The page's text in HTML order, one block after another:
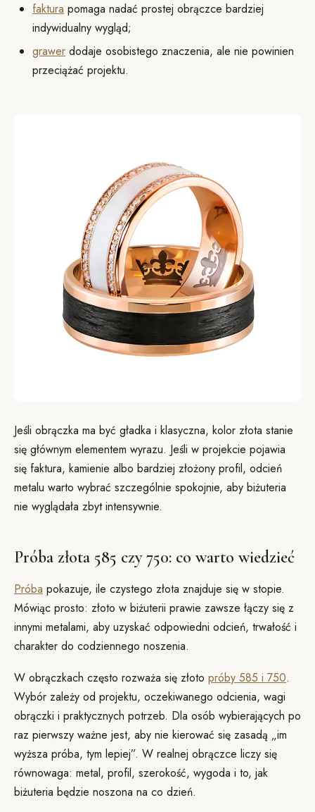
faktura pomaga nadać prostej obrączce bardziej
indywidualny wygląd;
grawer dodaje osobistego znaczenia, ale nie powinien
przeciążać projektu.
Jeśli obrączka ma być gładka i klasyczna, kolor złota stanie
się głównym elementem wyrazu. Jeśli w projekcie pojawia
się faktura, kamienie albo bardziej złożony profil, odcień
metalu warto wybrać szczególnie spokojnie, aby biżuteria
nie wyglądała zbyt intensywnie.
Próba złota 585 czy 750: co warto wiedzieć
Próba pokazuje, ile czystego złota znajduje się w stopie.
Mówiąc prosto: złoto w biżuterii prawie zawsze łączy się z
innymi metalami, aby uzyskać odpowiedni odcień, trwałość i
charakter do codziennego noszenia.
W obrączkach często rozważa się złoto próby 585 i 750.
Wybór zależy od projektu, oczekiwanego odcienia, wagi
obrączki i praktycznych potrzeb. Dla osób wybierających po
raz pierwszy ważne jest, aby nie kierować się zasadą „im
wyższa próba, tym lepiej”. W realnej obrączce liczy się
równowaga: metal, profil, szerokość, wygoda i to, jak
biżuteria będzie noszona na co dzień.